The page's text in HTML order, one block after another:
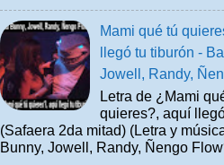
Mami qué tú
llegó tu tiburón -
Jowell, Randy,
Letra de ¿Mami
quieres?, aquí
(Safaera 2da mitad) (Letra y
Bunny, Jowell, Randy, Ñengo